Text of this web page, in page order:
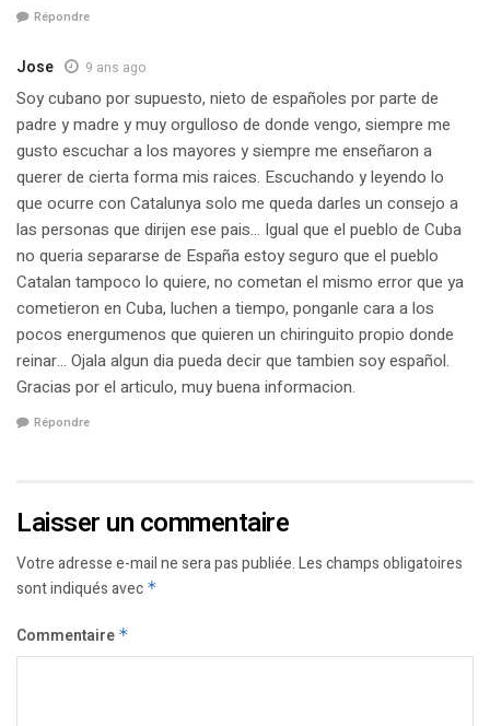
Répondre
Jose 9 ans ago
Soy cubano por supuesto, nieto de españoles por parte de
padre y madre y muy orgulloso de donde vengo, siempre me
gusto escuchar a los mayores y siempre me enseñaron a
querer de cierta forma mis raices. Escuchando y leyendo lo
que ocurre con Catalunya solo me queda darles un consejo a
las personas que dirijen ese pais… Igual que el pueblo de Cuba
no queria separarse de España estoy seguro que el pueblo
Catalan tampoco lo quiere, no cometan el mismo error que ya
cometieron en Cuba, luchen a tiempo, ponganle cara a los
pocos energumenos que quieren un chiringuito propio donde
reinar… Ojala algun dia pueda decir que tambien soy español.
Gracias por el articulo, muy buena informacion.
Répondre
Laisser un commentaire
Votre adresse e-mail ne sera pas publiée.Les champs obligatoires
sont indiqués avec *
Commentaire *